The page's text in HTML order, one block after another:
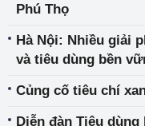
Phú Thọ
Hà Nội: Nhiều giải
và tiêu dùng bền
Củng cố tiêu chí
Diễn đàn Tiêu